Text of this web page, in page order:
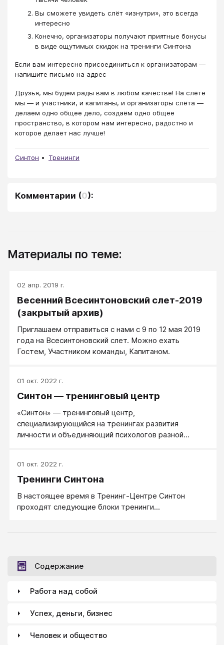
Вы сможете увидеть слёт «изнутри», это всегда
интересно
Конечно, организаторы получают приятные бонусы
в виде ощутимых скидок на тренинги Синтона
Если вам интересно присоединиться к организаторам —
напишите письмо на адрес
Друзья, мы будем рады вам в любом качестве! На слёте
мы — и участники, и капитаны, и организаторы слёта —
делаем одно общее дело, создаём одно общее
пространство, в котором нам интересно, радостно и
которое делает нас лучше!
Синтон Тренинги
Комментарии (0):
Материалы по теме:
02 апр. 2019 г.
Весенний Всесинтоновский слет-2019
(закрытый архив)
Приглашаем отправиться с нами с 9 по 12 мая 2019
года на Всесинтоновский слет. Можно ехать
Гостем, Участником команды, Капитаном.
01 окт. 2022 г.
Синтон — тренинговый центр
«Синтон» — тренинговый центр,
специализирующийся на тренингах развития
личности и объединяющий психологов разной
01 окт. 2022 г.
Тренинги Синтона
​В настоящее время в Тренинг-Центре Синтон
проходят следующие блоки тренинги...
Содержание
Работа над собой
Успех, деньги, бизнес
Человек и общество